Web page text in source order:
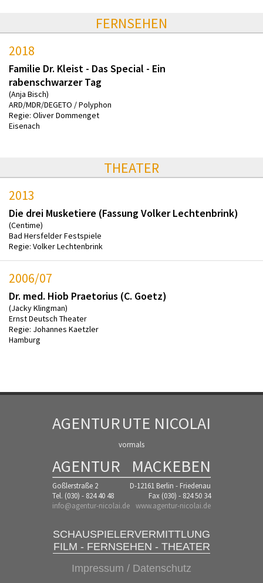
FERNSEHEN
2018
Familie Dr. Kleist - Das Special - Ein
rabenschwarzer Tag
(Anja Bisch)
ARD/MDR/DEGETO / Polyphon
Regie: Oliver Dommenget
Eisenach
THEATER
2013
Die drei Musketiere (Fassung Volker Lechtenbrink)
(Centime)
Bad Hersfelder Festspiele
Regie: Volker Lechtenbrink
2006/07
Dr. med. Hiob Praetorius (C. Goetz)
(Jacky Klingman)
Ernst Deutsch Theater
Regie: Johannes Kaetzler
Hamburg
AGENTURUTE NICOLAI
vormals
AGENTUR MACKEBEN
Goßlerstraße 2
D-12161 Berlin - Friedenau
Tel. (030) - 824 40 48
Fax (030) - 824 50 34
info@agentur-nicolai.de www.agentur-nicolai.de
SCHAUSPIELERVERMITTLUNG
FILM - FERNSEHEN - THEATER
Impressum / Datenschutz